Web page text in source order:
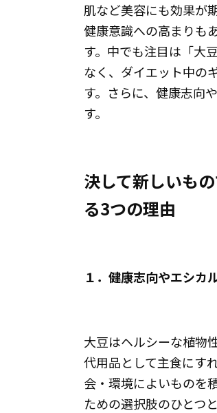
肌など美容にも効果が
健康意識への高まりも
す。中でも注目は「大
なく、ダイエット中の
す。さらに、健康志向
す。
決して新しいも
る3つの理由
１．健康志向やエシカ
大豆はヘルシーな植物
代用品として主食にす
会・環境によいものを
ための選択肢のひとつ